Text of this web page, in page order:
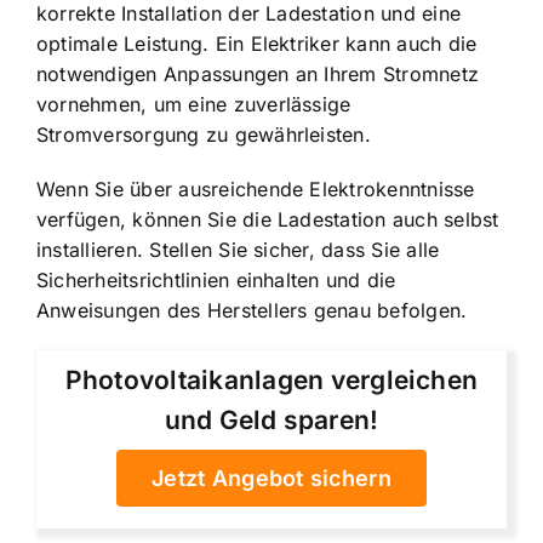
korrekte Installation der Ladestation und eine
optimale Leistung. Ein Elektriker kann auch die
notwendigen Anpassungen an Ihrem Stromnetz
vornehmen, um eine zuverlässige
Stromversorgung zu gewährleisten.
Wenn Sie über ausreichende Elektrokenntnisse
verfügen, können Sie die Ladestation auch selbst
installieren. Stellen Sie sicher, dass Sie alle
Sicherheitsrichtlinien einhalten und die
Anweisungen des Herstellers genau befolgen.
Photovoltaikanlagen vergleichen
und Geld sparen!
Jetzt Angebot sichern